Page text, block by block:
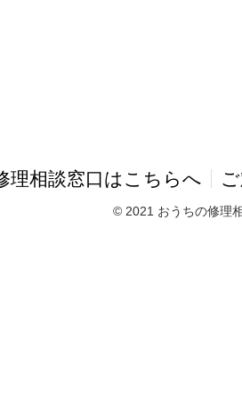
理相談窓口はこちらへ
© 2021 おうちの修理